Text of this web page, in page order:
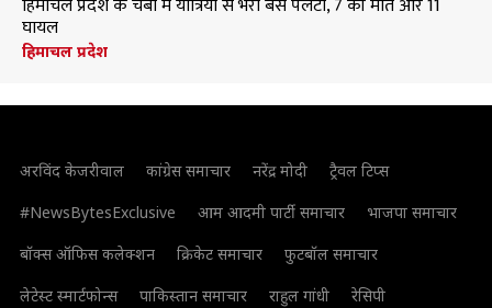
हिमाचल प्रदेश के चंबा में यात्रियों से भरी बस पलटी, 7 की मौत और 11
घायल
हिमाचल प्रदेश
अरविंद केजरीवाल कांग्रेस समाचार नरेंद्र मोदी
ट्रैवल टिप्स
#NewsBytesExclusive
आम आदमी पार्टी समाचार
भाजपा समाचार
बॉक्स ऑफिस कलेक्शन
क्रिकेट समाचार
फुटबॉल समाचार
लेटेस्ट स्मार्टफोन्स
पाकिस्तान समाचार राहुल गांधी रेसिपी